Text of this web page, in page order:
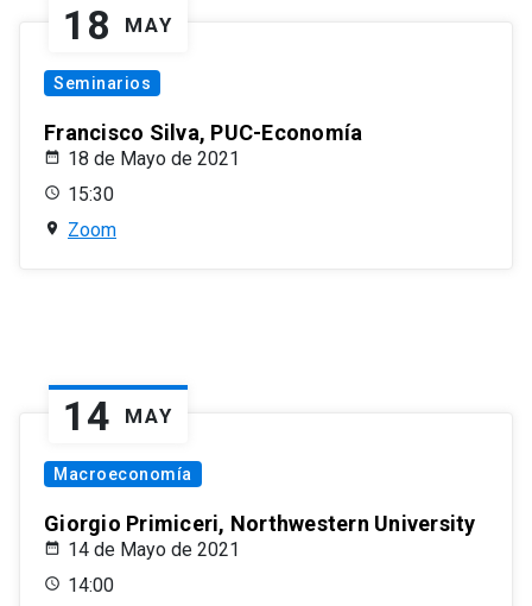
18 MAY
Seminarios
Francisco Silva, PUC-Economía
18 de Mayo de 2021
15:30
Zoom
14 MAY
Macroeconomía
Giorgio Primiceri, Northwestern University
14 de Mayo de 2021
14:00